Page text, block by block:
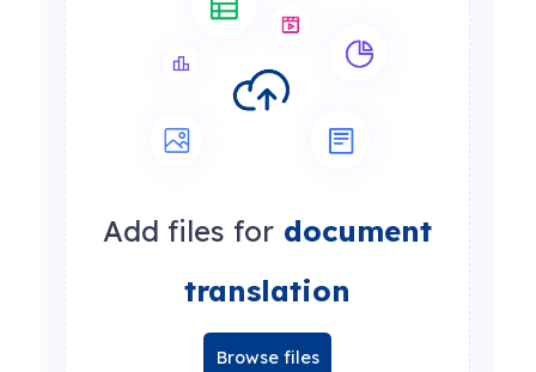
Add files for document
translation
Browse files